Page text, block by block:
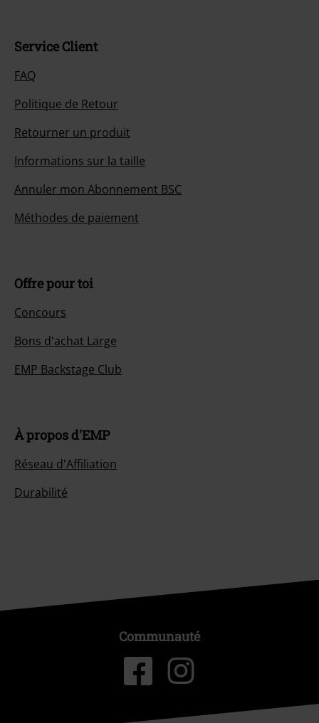
Service Client
FAQ
Politique de Retour
Retourner un produit
Informations sur la taille
Annuler mon Abonnement BSC
Méthodes de paiement
Offre pour toi
Concours
Bons d'achat Large
EMP Backstage Club
À propos d'EMP
Réseau d'Affiliation
Durabilité
Communauté